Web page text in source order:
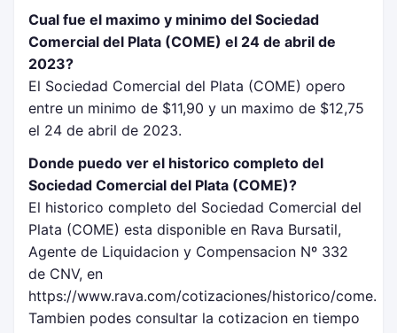
Cual fue el maximo y minimo del Sociedad
Comercial del Plata (COME) el 24 de abril de
2023?
El Sociedad Comercial del Plata (COME) opero
entre un minimo de $11,90 y un maximo de $12,75
el 24 de abril de 2023.
Donde puedo ver el historico completo del
Sociedad Comercial del Plata (COME)?
El historico completo del Sociedad Comercial del
Plata (COME) esta disponible en Rava Bursatil,
Agente de Liquidacion y Compensacion Nº 332
de CNV, en
https://www.rava.com/cotizaciones/historico/come.
Tambien podes consultar la cotizacion en tiempo